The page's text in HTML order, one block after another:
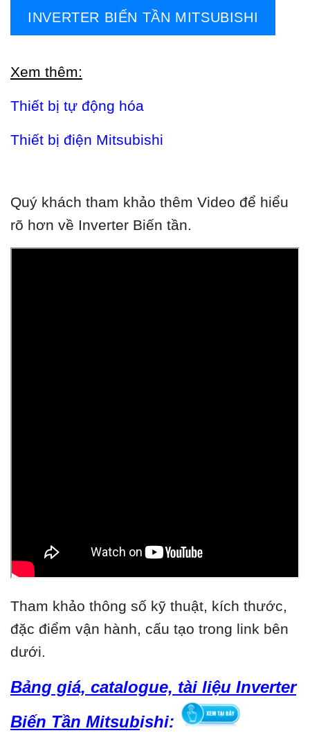
INVERTER BIẾN TẦN MITSUBISHI
Xem thêm:
Thiết bị tự động hóa
Thiết bị điện Mitsubishi
Quý khách tham khảo thêm Video để hiểu
rõ hơn về Inverter Biến tần.
Tham khảo thông số kỹ thuật, kích thước,
đặc điểm vận hành, cấu tạo trong link bên
dưới.
Bảng giá, catalogue, tài liệu Inverter
Biến Tần Mitsubishi: